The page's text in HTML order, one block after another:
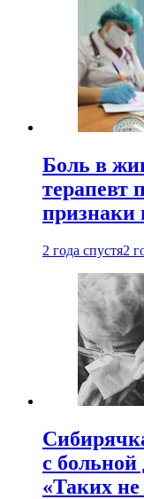
Боль в
терапевт
признаки
2 года спустя2
с
«Таких